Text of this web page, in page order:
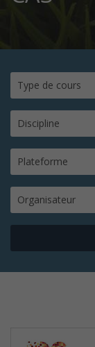
Type de cours
Discipline
Plateforme
Organisateur